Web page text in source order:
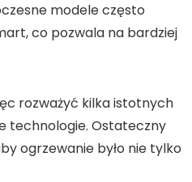
modele często
co pozwala na bardziej
rozważyć kilka istotnych
technologie. Ostateczny
ogrzewanie było nie tylko